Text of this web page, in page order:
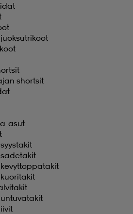
shortsit
asut